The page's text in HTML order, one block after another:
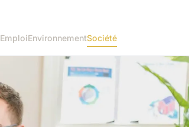
EmploiEnvironnementSociété